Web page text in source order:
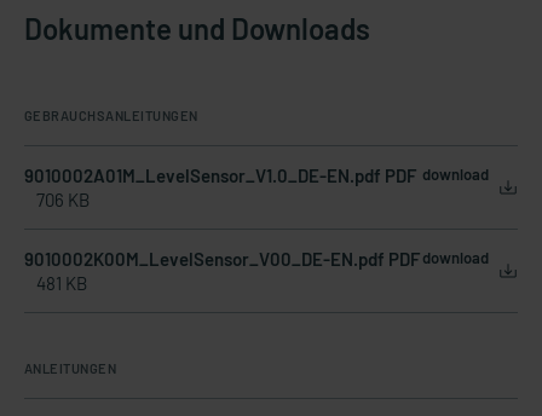
Dokumente und Downloads
GEBRAUCHSANLEITUNGEN
9010002A01M_LevelSensor_V1.0_DE-EN.pdf PDF
706 KB
download
9010002K00M_LevelSensor_V00_DE-EN.pdf PDF
481 KB
download
ANLEITUNGEN